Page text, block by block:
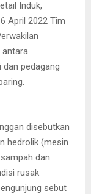
Induk,
April 2022 Tim
pedagang
disebutkan
hedrolik (mesin
dan
rusak
sebut